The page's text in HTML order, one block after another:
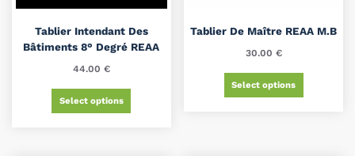
Tablier Intendant Des
Bâtiments 8° Degré REAA
44.00 €
Select options
Tablier De Maître REAA M.B
30.00 €
Select options